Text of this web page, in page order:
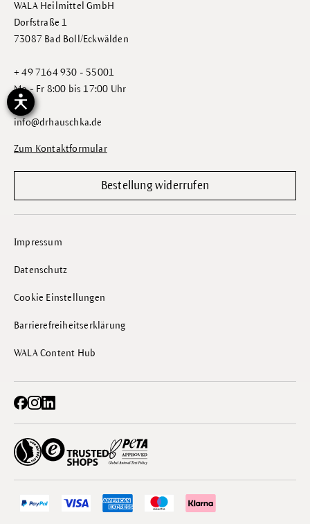
WALA Heilmittel GmbH
Dorfstraße 1
73087 Bad Boll/Eckwälden
+ 49 7164 930 - 55001
Mo - Fr 8:00 bis 17:00 Uhr
info@drhauschka.de
Zum Kontaktformular
Bestellung widerrufen
Impressum
Datenschutz
Cookie Einstellungen
Barrierefreiheitserklärung
WALA Content Hub